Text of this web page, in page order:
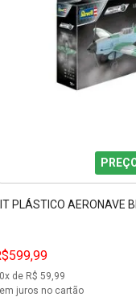
PLÁSTICO AERONAVE
x de R$ 59,99
juros no cartão